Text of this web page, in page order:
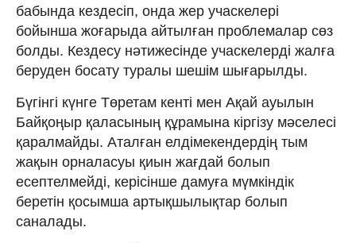
бабында кездесіп, онда жер учаскелері
бойынша жоғарыда айтылған проблемалар сөз
болды. Кездесу нәтижесінде учаскелерді жалға
беруден босату туралы шешім шығарылды.
Бүгінгі күнге Төретам кенті мен Ақай ауылын
Байқоңыр қаласының құрамына кіргізу мәсе­лесі
қаралмайды. Аталған елдіме­кендердің тым
жақын орналасуы қиын жағдай болып
есептелмейді, керісінше дамуға мүмкіндік
беретін қосымша артықшылықтар болып
саналады.